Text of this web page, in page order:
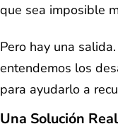
que sea imposible
Pero hay una
entendemos los
para ayudarlo a
Una Solución